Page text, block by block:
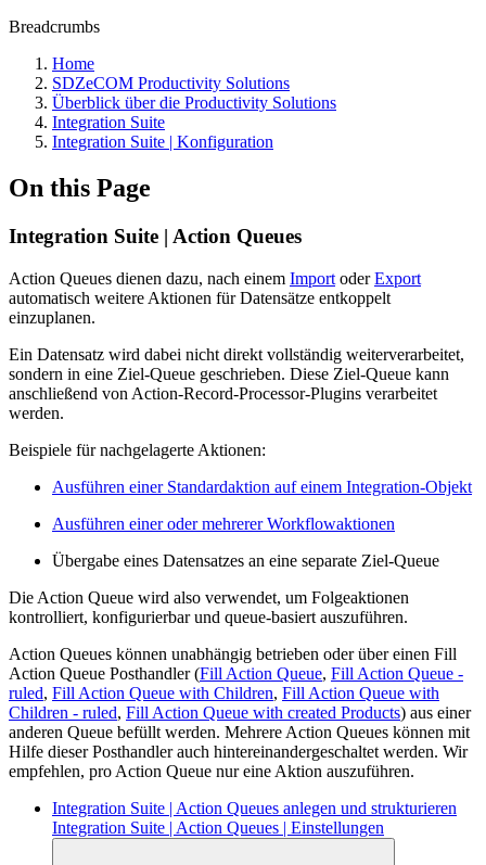
Breadcrumbs
Home
SDZeCOM Productivity Solutions
Überblick über die Productivity Solutions
Integration Suite
Integration Suite | Konfiguration
On this Page
Integration Suite | Action Queues
Action Queues dienen dazu, nach einem Import oderExport
automatisch weitere Aktionen für Datensätze entkoppelt
einzuplanen.
Ein Datensatz wird dabei nicht direkt vollständig weiterverarbeitet,
sondern in eine Ziel-Queue geschrieben. Diese Ziel-Queue kann
anschließend von Action-Record-Processor-Plugins verarbeitet
werden.
Beispiele für nachgelagerte Aktionen:
Ausführen einer Standardaktion auf einem Integration-Objekt
Ausführen einer oder mehrerer Workflowaktionen
Übergabe eines Datensatzes an eine separate Ziel-Queue
Die Action Queue wird also verwendet, um Folgeaktionen
kontrolliert, konfigurierbar und queue-basiert auszuführen.
Action Queues können unabhängig betrieben oder über einen Fill
Action Queue Posthandler (Fill Action Queue, Fill Action Queue -
ruled, Fill Action Queue with Children, Fill Action Queue with
Children - ruled, Fill Action Queue with created Products) aus einer
anderen Queue befüllt werden. Mehrere Action Queues können mit
Hilfe dieser Posthandler auch hintereinandergeschaltet werden. Wir
empfehlen, pro Action Queue nur eine Aktion auszuführen.
Integration Suite | Action Queues anlegen und strukturieren
Integration Suite | Action Queues | Einstellungen